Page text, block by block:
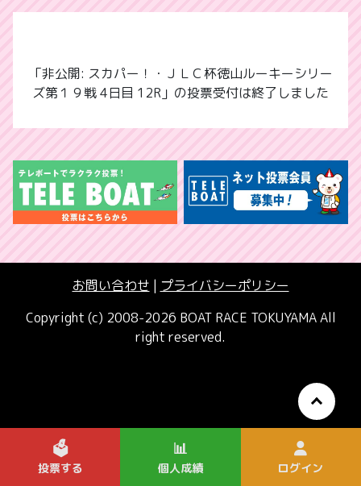
「非公開: スカパー！・ＪＬＣ杯徳山ルーキーシリー
ズ第１９戦 4日目 12R」の投票受付は終了しました
お問い合わせ | プライバシーポリシー
Copyright (c) 2008-2026 BOAT RACE TOKUYAMA All
right reserved.
🗳️
投票する
📊
個人成績 ログイン